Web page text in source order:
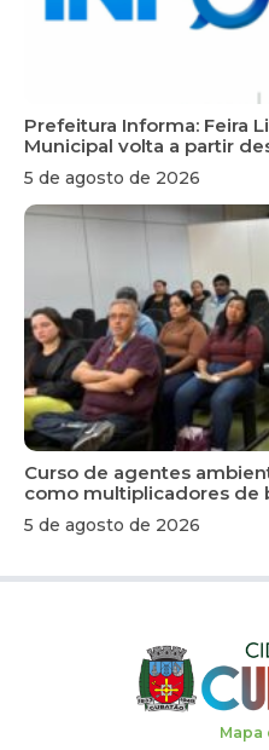
Prefeitura Informa: Feira
Municipal volta a partir
5 de agosto de 2026
Curso de agentes
como multiplicadores de
5 de agosto de 2026
Mapa